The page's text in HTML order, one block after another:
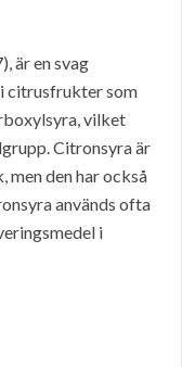
är en svag
citrusfrukter som
vilket
Citronsyra är
men den har också
används ofta
i